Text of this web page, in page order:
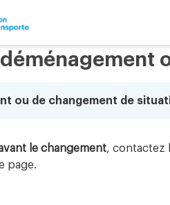
déménagement
ou de changement de
le changement, contactez
page.